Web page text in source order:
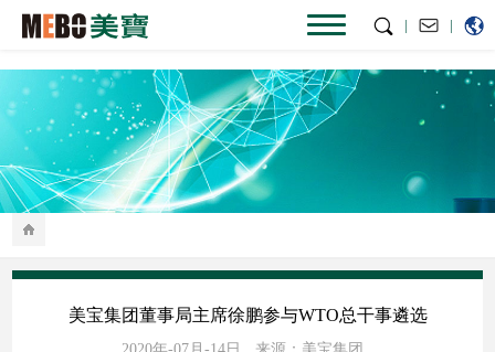
|
|
美宝集团董事局主席徐鹏参与WTO总干事遴选